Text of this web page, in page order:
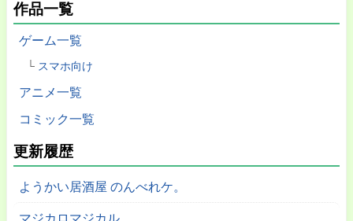
作品一覧
ゲーム一覧
スマホ向け
アニメ一覧
コミック一覧
更新履歴
ようかい居酒屋 のんべれケ。